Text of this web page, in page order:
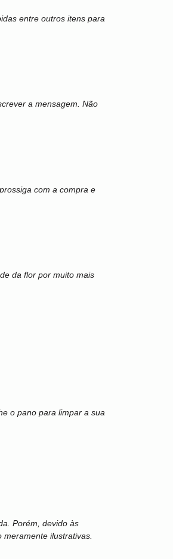
entre outros itens para
a mensagem. Não
com a compra e
da flor por muito mais
o pano para limpar a sua
Porém, devido às
ilustrativas.